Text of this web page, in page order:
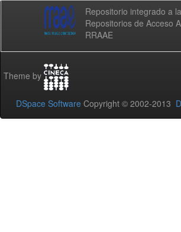
Repositorio integrado a
Repositorios de Acceso
RRAAE
Theme by
DSpace Software Copyright © 2002-2013